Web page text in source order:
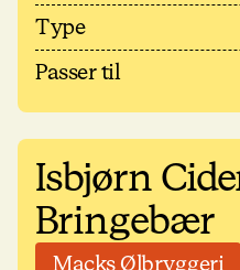
Type
Passer til
Isbjørn
Bringebær
Macks Ølbryggeri